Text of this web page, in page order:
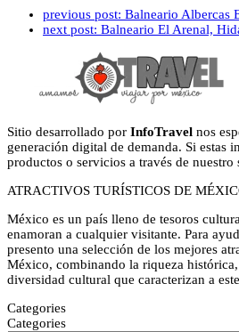
previous post: Balneario Albercas
next post: Balneario El Arenal,
Sitio desarrollado por InfoTravel nos
generación digital de demanda. Si estas
productos o servicios a través de nuestro
ATRACTIVOS TURÍSTICOS DE
México es un país lleno de tesoros
enamoran a cualquier visitante. Para
presento una selección de los mejores
México, combinando la riqueza
diversidad cultural que caracterizan a
Categories
Categories